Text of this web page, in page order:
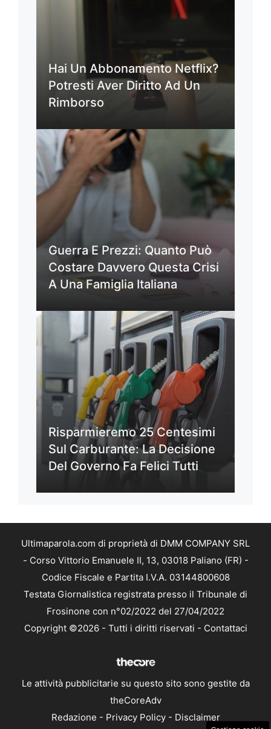
Hai Un Abbonamento Netflix?
Potresti Aver Diritto Ad Un
Rimborso
Guerra E Prezzi: Quanto Può
Costare Davvero Questa Crisi
A Una Famiglia Italiana
Risparmieremo 25 Centesimi
Sul Carburante: La Decisione
Del Governo Fa Felici Tutti
Ultimaparola.com di proprietà di DMM COMPANY SRL
- Corso Vittorio Emanuele II, 13, 03018 Paliano (FR) -
Codice Fiscale e Partita I.V.A. 03144800608
Testata Giornalistica registrata presso il Tribunale di
Frosinone con n°02/2022 del 27/04/2022
Copyright ©2026 - Tutti i diritti riservati - Contattaci
Le attività pubblicitarie su questo sito sono gestite da
theCoreAdv
Redazione - Privacy Policy- Disclaimer